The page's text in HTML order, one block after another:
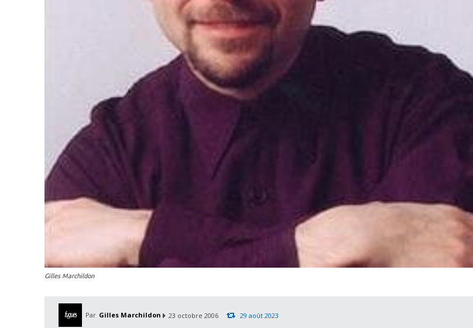
Gilles Marchildon
Par Gilles Marchildon 23 octobre 2006 29 août 2023